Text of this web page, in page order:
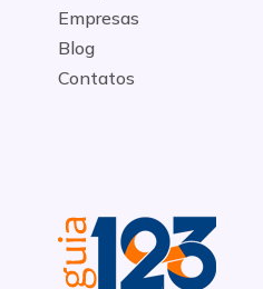
Empresas
Blog
Contatos